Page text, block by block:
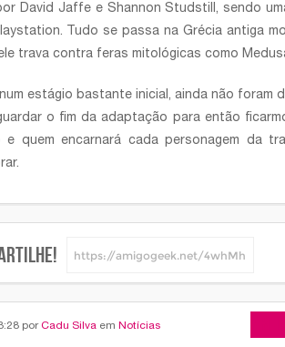
David Jaffe e Shannon Studstill, sendo
Tudo se passa na Grécia antiga
trava contra feras mitológicas como
estágio bastante inicial, ainda não foram
o fim da adaptação para então
e quem encarnará cada personagem da
por Cadu Silva em Notícias